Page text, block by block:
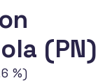
(PN)
%)